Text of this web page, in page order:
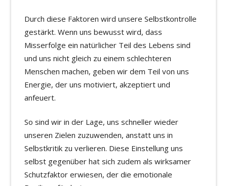
Durch diese Faktoren wird unsere Selbstkontrolle
gestärkt. Wenn uns bewusst wird, dass
Misserfolge ein natürlicher Teil des Lebens sind
und uns nicht gleich zu einem schlechteren
Menschen machen, geben wir dem Teil von uns
Energie, der uns motiviert, akzeptiert und
anfeuert.
So sind wir in der Lage, uns schneller wieder
unseren Zielen zuzuwenden, anstatt uns in
Selbstkritik zu verlieren. Diese Einstellung uns
selbst gegenüber hat sich zudem als wirksamer
Schutzfaktor erwiesen, der die emotionale